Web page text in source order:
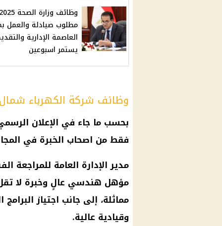
مطلوب صيادلة والعمل
العاصمة الإدارية
يستمر اسبوعين
وظائف شركة الكهرباء شمال
بحسب ما جاء في الإعلان
فقط من اصحاب الخبرة في
مدير الإدارة العامة للمراجعة
مماثلة، إلى جانب اجتياز
وقيادية عالية.